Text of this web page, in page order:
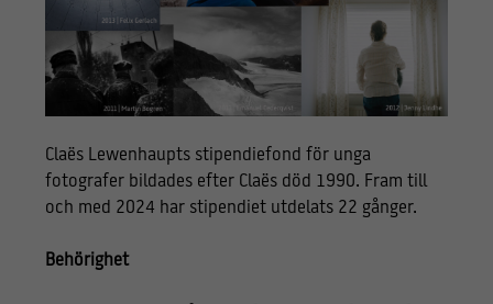
Claës Lewenhaupts stipendiefond för unga
fotografer bildades efter Claës död 1990. Fram till
och med 2024 har stipendiet utdelats 22 gånger.
Behörighet